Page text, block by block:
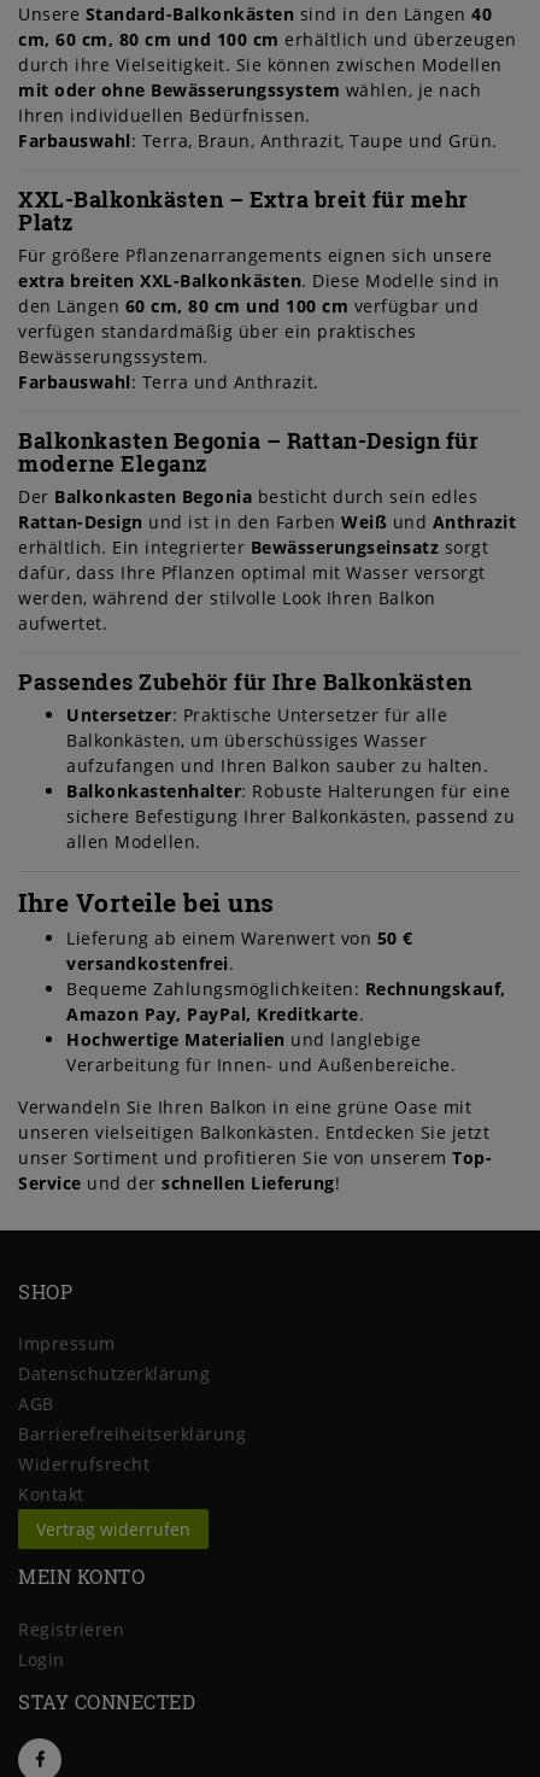
Unsere Standard-Balkonkästen sind in den Längen 40
cm, 60 cm, 80 cm und 100 cm erhältlich und überzeugen
durch ihre Vielseitigkeit. Sie können zwischen Modellen
mit oder ohne Bewässerungssystem wählen, je nach
Ihren individuellen Bedürfnissen.
Farbauswahl: Terra, Braun, Anthrazit, Taupe und Grün.
XXL-Balkonkästen – Extra breit für mehr
Platz
Für größere Pflanzenarrangements eignen sich unsere
extra breiten XXL-Balkonkästen. Diese Modelle sind in
den Längen 60 cm, 80 cm und 100 cm verfügbar und
verfügen standardmäßig über ein praktisches
Bewässerungssystem.
Farbauswahl: Terra und Anthrazit.
Balkonkasten Begonia – Rattan-Design für
moderne Eleganz
Der Balkonkasten Begonia besticht durch sein edles
Rattan-Design und ist in den Farben Weiß und Anthrazit
erhältlich. Ein integrierter Bewässerungseinsatz sorgt
dafür, dass Ihre Pflanzen optimal mit Wasser versorgt
werden, während der stilvolle Look Ihren Balkon
aufwertet.
Passendes Zubehör für Ihre Balkonkästen
Untersetzer: Praktische Untersetzer für alle
Balkonkästen, um überschüssiges Wasser
aufzufangen und Ihren Balkon sauber zu halten.
Balkonkastenhalter: Robuste Halterungen für eine
sichere Befestigung Ihrer Balkonkästen, passend zu
allen Modellen.
Ihre Vorteile bei uns
Lieferung ab einem Warenwert von 50 €
versandkostenfrei.
Bequeme Zahlungsmöglichkeiten: Rechnungskauf,
Amazon Pay, PayPal, Kreditkarte.
Hochwertige Materialien und langlebige
Verarbeitung für Innen- und Außenbereiche.
Verwandeln Sie Ihren Balkon in eine grüne Oase mit
unseren vielseitigen Balkonkästen. Entdecken Sie jetzt
unser Sortiment und profitieren Sie von unserem Top-
Service und der schnellen Lieferung!
SHOP
Impressum
Daten­schutz­erklärung
AGB
Barrierefreiheitserklärung
Widerrufs­recht
Kontakt
Vertrag widerrufen
MEIN KONTO
Registrieren
Login
STAY CONNECTED